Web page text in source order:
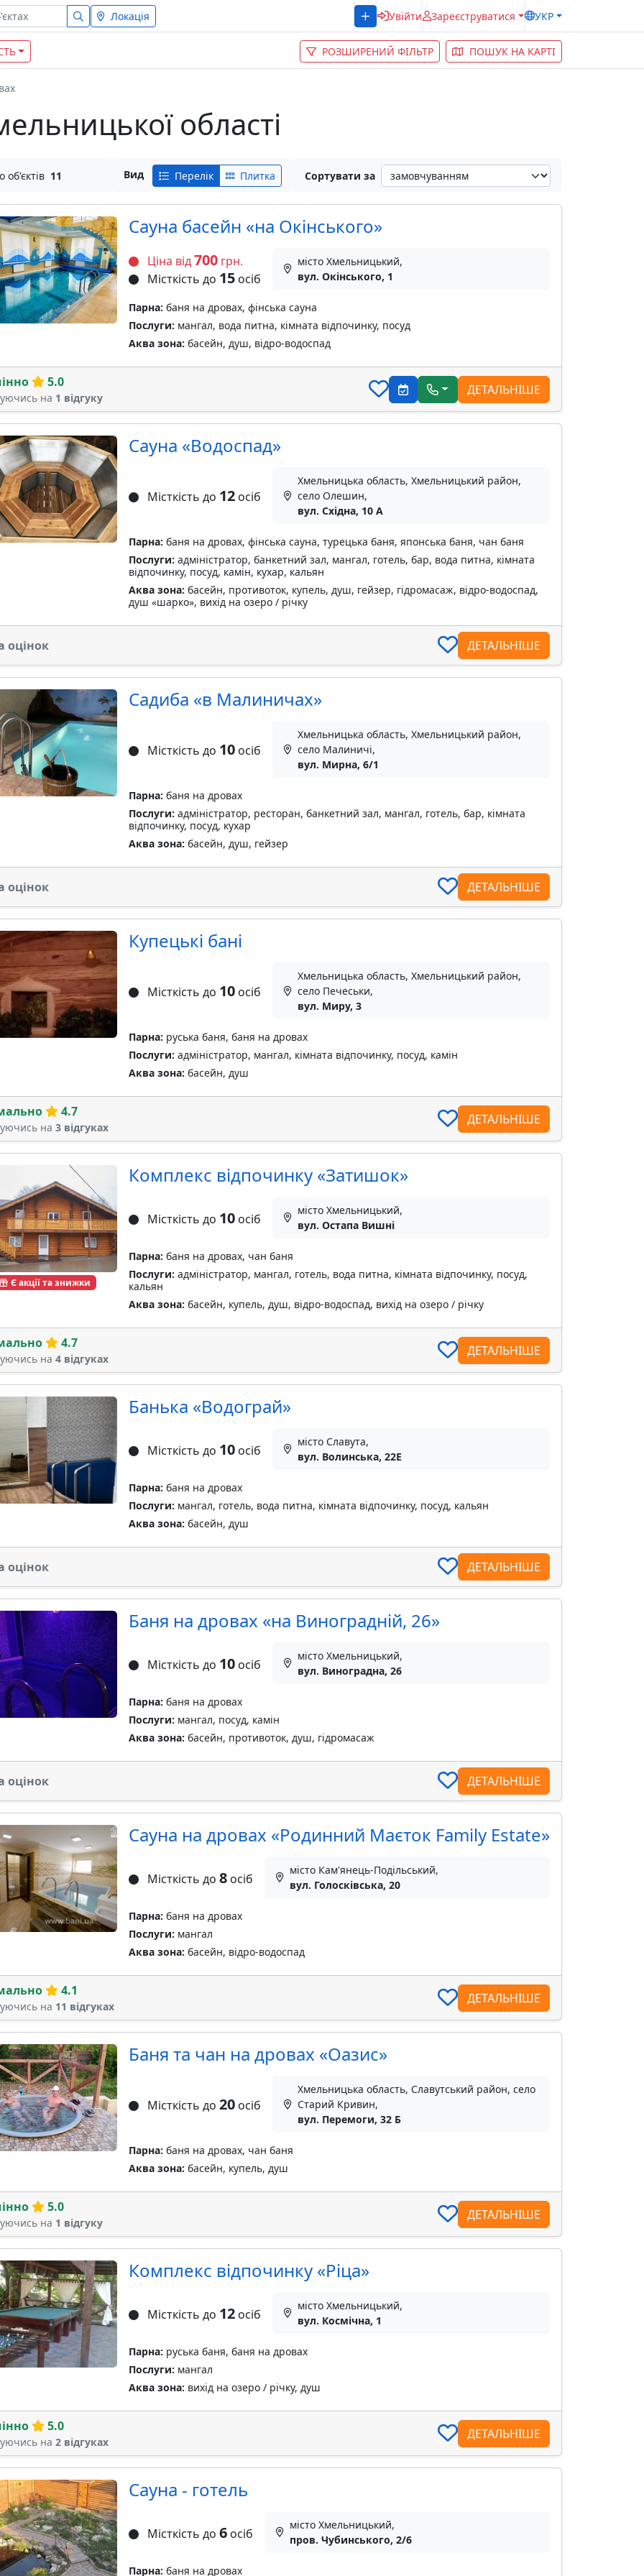
Локація Увійти Зареєструватися УКР
РОЗШИРЕНИЙ ФІЛЬТР ПОШУК НА КАРТІ
області
об'єктів 11 Вид Перелік Плитка Сортувати за
Сауна басейн «на Окінського»
Ціна від700грн.
Місткість до 15осіб
місто Хмельницький,
вул. Окінського, 1
Парна: баня на дровах, фінська сауна
Послуги: мангал, вода питна, кімната відпочинку, посуд
Аква зона: басейн, душ, відро-водоспад
5.0
на 1 відгуку
ДЕТАЛЬНІШЕ
Сауна «Водоспад»
Місткість до 12осіб
Хмельницька область, Хмельницький район,
село Олешин,
вул. Східна, 10 А
Парна: баня на дровах, фінська сауна, турецька баня, японська баня, чан баня
Послуги: адміністратор, банкетний зал, мангал, готель, бар, вода питна, кімната
відпочинку, посуд, камін, кухар, кальян
Аква зона: басейн, противоток, купель, душ, гейзер, гідромасаж, відро-водоспад,
душ «шарко», вихід на озеро / річку
оцінок ДЕТАЛЬНІШЕ
Садиба «в Малиничах»
Місткість до 10осіб
Хмельницька область, Хмельницький район,
село Малиничі,
вул. Мирна, 6/1
Парна: баня на дровах
Послуги: адміністратор, ресторан, банкетний зал, мангал, готель, бар, кімната
відпочинку, посуд, кухар
Аква зона: басейн, душ, гейзер
оцінок ДЕТАЛЬНІШЕ
Купецькі бані
Місткість до 10осіб
Хмельницька область, Хмельницький район,
село Печеськи,
вул. Миру, 3
Парна: руська баня, баня на дровах
Послуги: адміністратор, мангал, кімната відпочинку, посуд, камін
Аква зона: басейн, душ
4.7
на 3 відгуках
ДЕТАЛЬНІШЕ
Є акції та знижки
Комплекс відпочинку «Затишок»
Місткість до 10осіб
місто Хмельницький,
вул. Остапа Вишні
Парна: баня на дровах, чан баня
Послуги: адміністратор, мангал, готель, вода питна, кімната відпочинку, посуд,
кальян
Аква зона: басейн, купель, душ, відро-водоспад, вихід на озеро / річку
4.7
на 4 відгуках
ДЕТАЛЬНІШЕ
Банька «Водограй»
Місткість до 10осіб
місто Славута,
вул. Волинська, 22Е
Парна: баня на дровах
Послуги: мангал, готель, вода питна, кімната відпочинку, посуд, кальян
Аква зона: басейн, душ
оцінок ДЕТАЛЬНІШЕ
Баня на дровах «на Виноградній, 26»
Місткість до 10осіб
місто Хмельницький,
вул. Виноградна, 26
Парна: баня на дровах
Послуги: мангал, посуд, камін
Аква зона: басейн, противоток, душ, гідромасаж
оцінок ДЕТАЛЬНІШЕ
Сауна на дровах «Родинний Маєток Family Estate»
Місткість до 8осіб
місто Кам'янець-Подільський,
вул. Голосківська, 20
Парна: баня на дровах
Послуги: мангал
Аква зона: басейн, відро-водоспад
4.1
на 11 відгуках
ДЕТАЛЬНІШЕ
Баня та чан на дровах «Оазис»
Місткість до 20осіб
Хмельницька область, Славутський район, село
Старий Кривин,
вул. Перемоги, 32 Б
Парна: баня на дровах, чан баня
Аква зона: басейн, купель, душ
5.0
на 1 відгуку
ДЕТАЛЬНІШЕ
Комплекс відпочинку «Ріца»
Місткість до 12осіб
місто Хмельницький,
вул. Космічна, 1
Парна: руська баня, баня на дровах
Послуги: мангал
Аква зона: вихід на озеро / річку, душ
5.0
на 2 відгуках
ДЕТАЛЬНІШЕ
Сауна - готель
Місткість до 6осіб
місто Хмельницький,
пров. Чубинського, 2/6
Парна: баня на дровах